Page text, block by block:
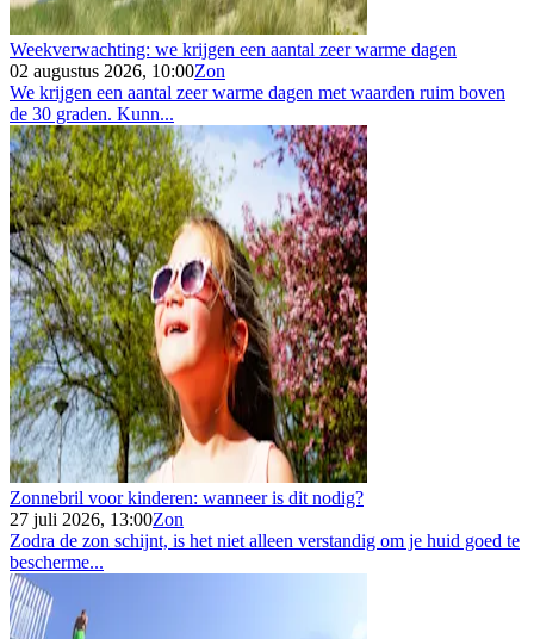
Weekverwachting: we krijgen een aantal zeer warme dagen
02 augustus 2026, 10:00Zon
We krijgen een aantal zeer warme dagen met waarden ruim boven
de 30 graden. Kunn...
Zonnebril voor kinderen: wanneer is dit nodig?
27 juli 2026, 13:00Zon
Zodra de zon schijnt, is het niet alleen verstandig om je huid goed te
bescherme...